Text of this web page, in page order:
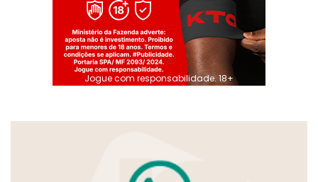
Jogue com responsabilidade. 18+